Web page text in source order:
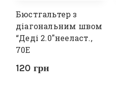
Бюстгальтер з
діагональним швом
“Деді 2.0″нееласт.,
70Е
120 грн